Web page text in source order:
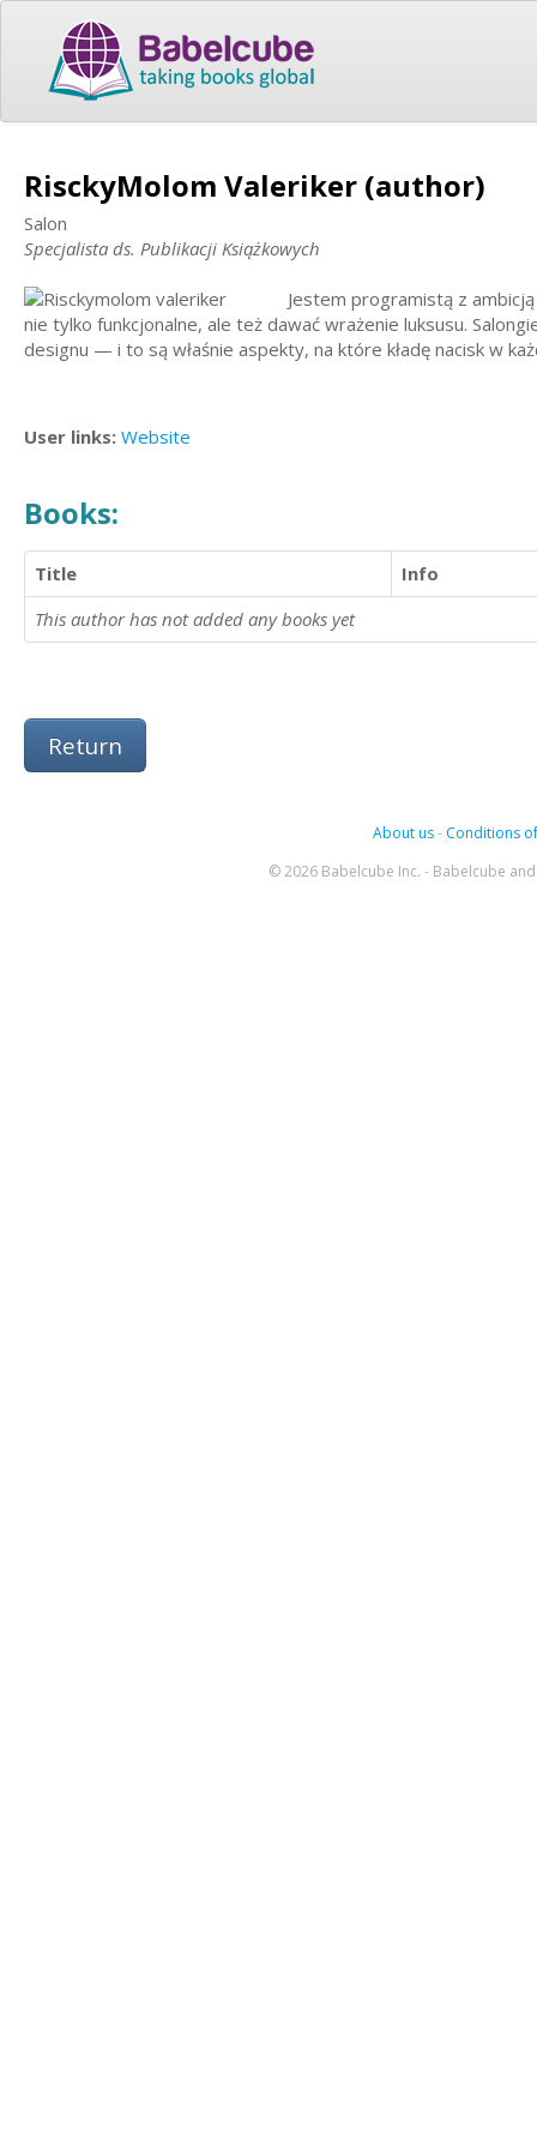
RisckyMolom Valeriker (author)
Salon
Specjalista ds. Publikacji Książkowych
Jestem programistą z
nie tylko funkcjonalne, ale też dawać wrażenie luksusu.
designu — i to są właśnie aspekty, na które kładę nacisk w
User links: Website
Books:
Title
Info
This author has not added any books yet
Return
About us- Conditions
© 2026 Babelcube Inc. - Babelcube